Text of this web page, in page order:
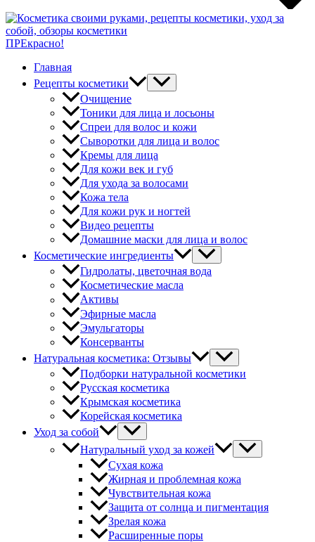
ПРЕкрасно!
Главная
Рецепты косметики
Очищение
Тоники для лица и лосьоны
Спреи для волос и кожи
Сыворотки для лица и волос
Кремы для лица
Для кожи век и губ
Для ухода за волосами
Кожа тела
Для кожи рук и ногтей
Видео рецепты
Домашние маски для лица и волос
Косметические ингредиенты
Гидролаты, цветочная вода
Косметические масла
Активы
Эфирные масла
Эмульгаторы
Консерванты
Натуральная косметика: Отзывы
Подборки натуральной косметики
Русская косметика
Крымская косметика
Корейская косметика
Уход за собой
Натуральный уход за кожей
Сухая кожа
Жирная и проблемная кожа
Чувствительная кожа
Защита от солнца и пигментация
Зрелая кожа
Расширенные поры